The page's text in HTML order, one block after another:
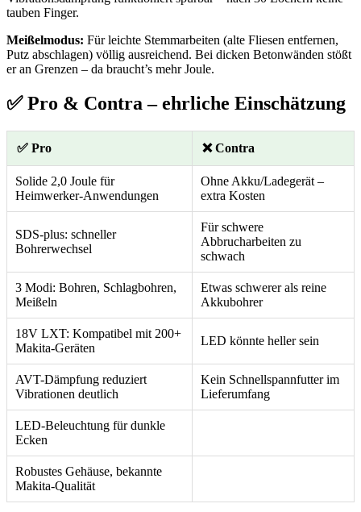
tauben Finger.
Meißelmodus: Für leichte Stemmarbeiten (alte Fliesen entfernen,
Putz abschlagen) völlig ausreichend. Bei dicken Betonwänden stößt
er an Grenzen – da braucht’s mehr Joule.
✅ Pro & Contra – ehrliche Einschätzung
✅ Pro ❌ Contra
Solide 2,0 Joule für
Heimwerker-Anwendungen
Ohne Akku/Ladegerät –
extra Kosten
SDS-plus: schneller
Bohrerwechsel
Für schwere
Abbrucharbeiten zu
schwach
3 Modi: Bohren, Schlagbohren,
Meißeln
Etwas schwerer als reine
Akkubohrer
18V LXT: Kompatibel mit 200+
Makita-Geräten
LED könnte heller sein
AVT-Dämpfung reduziert
Vibrationen deutlich
Kein Schnellspannfutter im
Lieferumfang
LED-Beleuchtung für dunkle
Ecken
Robustes Gehäuse, bekannte
Makita-Qualität